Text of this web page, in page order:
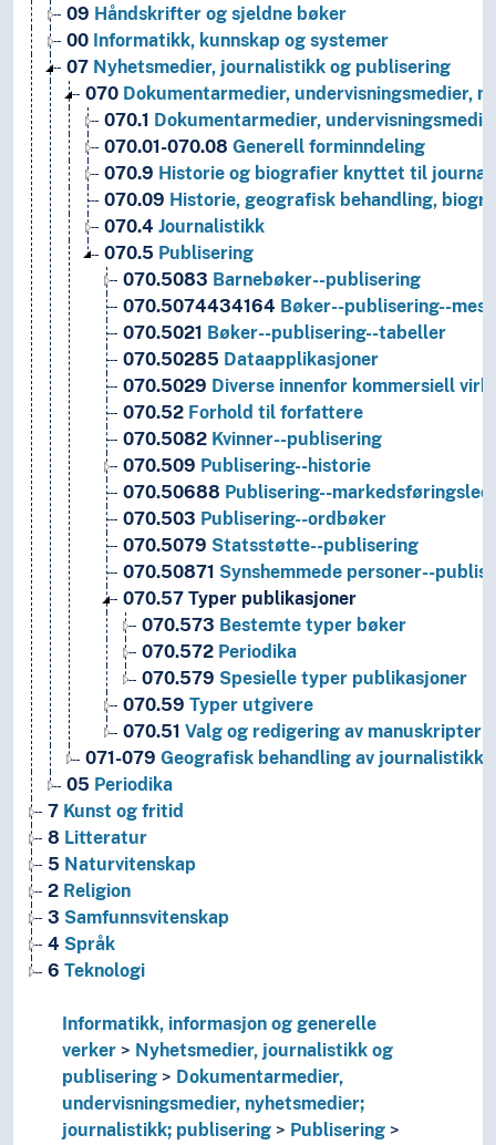
09 Håndskrifter og sjeldne bøker
00 Informatikk, kunnskap og systemer
07 Nyhetsmedier, journalistikk og publisering
070 Dokumentarmedier, undervisningsmedier,
070.1 Dokumentarmedier,
070.01-070.08 Generell forminndeling
070.9 Historie og biografier knyttet til
070.09 Historie, geografisk behandling,
070.4 Journalistikk
070.5 Publisering
070.5083 Barnebøker--publisering
070.5074434164 Bøker--publisering--
070.5021 Bøker--publisering--tabeller
070.50285 Dataapplikasjoner
070.5029 Diverse innenfor kommersiell
070.52 Forhold til forfattere
070.5082 Kvinner--publisering
070.509 Publisering--historie
070.50688 Publisering--
070.503 Publisering--ordbøker
070.5079 Statsstøtte--publisering
070.50871 Synshemmede personer--
070.57 Typer publikasjoner
070.573 Bestemte typer bøker
070.572 Periodika
070.579 Spesielle typer publikasjoner
070.59 Typer utgivere
070.51 Valg og redigering av manuskripter
071-079 Geografisk behandling av journalistikk
05 Periodika
7 Kunst og fritid
8 Litteratur
5 Naturvitenskap
2 Religion
3 Samfunnsvitenskap
4 Språk
6 Teknologi
Informatikk, informasjon og generelle
verker
Nyhetsmedier, journalistikk og
publisering
Dokumentarmedier,
undervisningsmedier, nyhetsmedier;
journalistikk; publisering
Publisering